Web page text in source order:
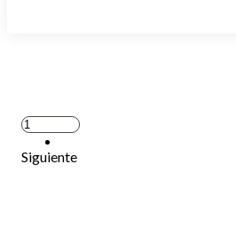
Siguiente